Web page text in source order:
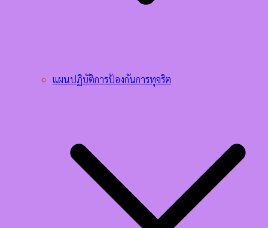
แผนปฏิบัติการป้องกันการทุจริต